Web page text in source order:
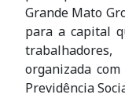
Grande Mato
para a capital
organizada
Previdência